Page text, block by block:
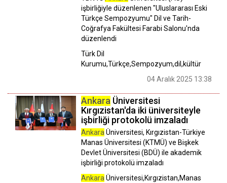
işbirliğiyle düzenlenen "Uluslararası Eski
Türkçe Sempozyumu" Dil ve Tarih-
Coğrafya Fakültesi Farabi Salonu'nda
düzenlendi
Türk Dil
Kurumu,Türkçe,Sempozyum,dil,kültür
04 Aralık 2025 13:38
Ankara Üniversitesi
Kırgızistan'da iki üniversiteyle
işbirliği protokolü imzaladı
AnkaraÜniversitesi, Kırgızistan-Türkiye
Manas Üniversitesi (KTMÜ) ve Bişkek
Devlet Üniversitesi (BDÜ) ile akademik
işbirliği protokolü imzaladı
AnkaraÜniversitesi,Kırgızistan,Manas